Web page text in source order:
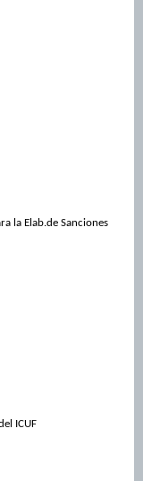
la Elab.de Sanciones
ICUF